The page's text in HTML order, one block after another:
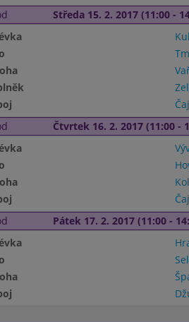
Středa 15. 2. 2017 (11:00 -
Čtvrtek 16. 2. 2017 (11:00 -
Čaj
Pátek 17. 2. 2017 (11:00 -